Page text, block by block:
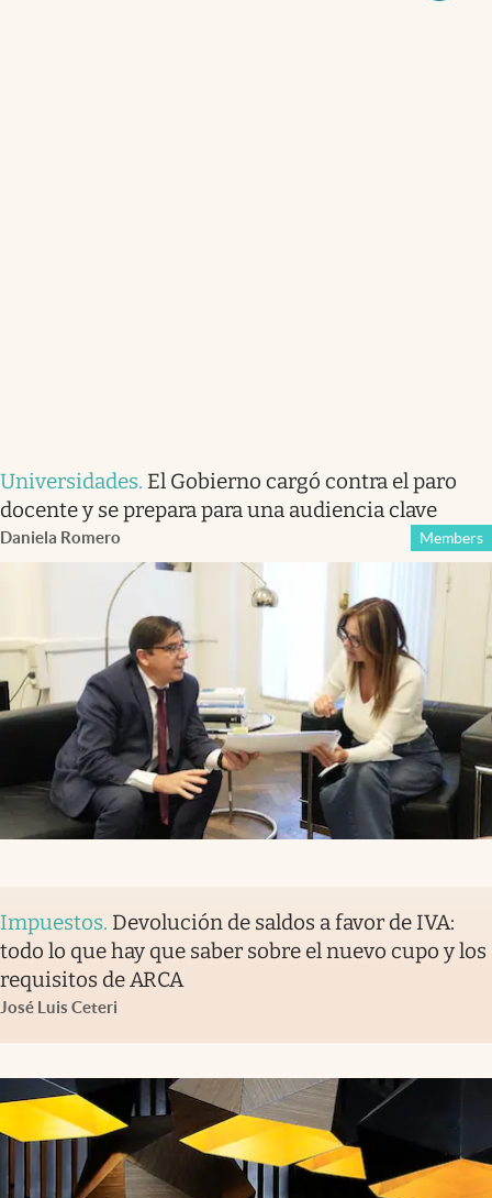
Universidades. El Gobierno cargó contra el paro
docente y se prepara para una audiencia clave
Daniela Romero Members
Impuestos. Devolución de saldos a favor de IVA:
todo lo que hay que saber sobre el nuevo cupo y los
requisitos de ARCA
José Luis Ceteri